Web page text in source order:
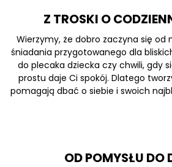
Z TROSKI O
Wierzymy, że dobro zaczyna się od
śniadania przygotowanego dla
do plecaka dziecka czy chwili, gdy
prostu daje Ci spokój. Dlatego
pomagają dbać o siebie i swoich
OD POMYSŁU DO